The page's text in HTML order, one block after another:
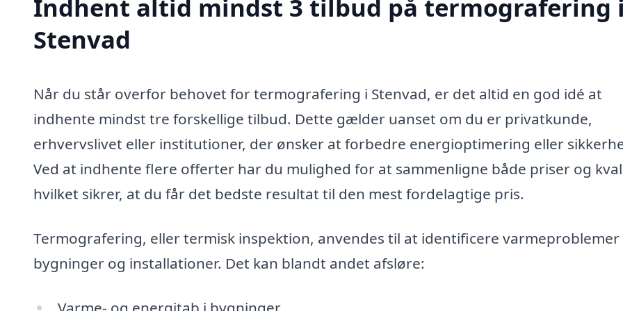
Indhent altid mindst 3 tilbud på termografering i
Stenvad
Når du står overfor behovet for termografering i Stenvad, er det altid en god idé at
indhente mindst tre forskellige tilbud. Dette gælder uanset om du er privatkunde,
erhvervslivet eller institutioner, der ønsker at forbedre energioptimering eller
Ved at indhente flere offerter har du mulighed for at sammenligne både priser og
hvilket sikrer, at du får det bedste resultat til den mest fordelagtige pris.
Termografering, eller termisk inspektion, anvendes til at identificere varmeproblemer
bygninger og installationer. Det kan blandt andet afsløre: